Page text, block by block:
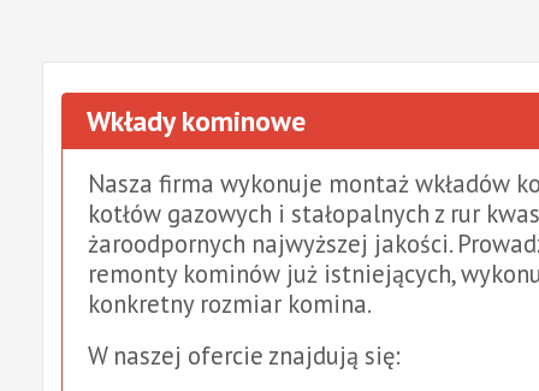
Wkłady kominowe
Nasza firma wykonuje montaż wkładów
kotłów gazowych i stałopalnych z rur
żaroodpornych najwyższej jakości.
remonty kominów już istniejących,
konkretny rozmiar komina.
W naszej ofercie znajdują się: